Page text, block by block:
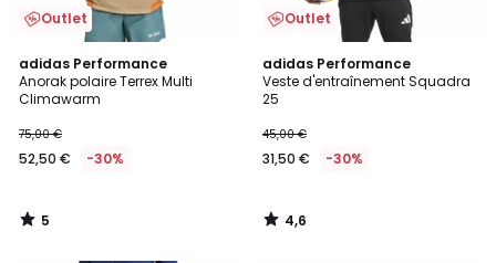
Outlet
adidas Performance
Anorak polaire Terrex Multi
Climawarm
75,00 €
52,50 € -30%
5
/
5
5
/
Outlet
adidas Performance
Veste d'entraînement Squadra
25
45,00 €
31,50 € -30%
4,6
/ 5
4,6
/